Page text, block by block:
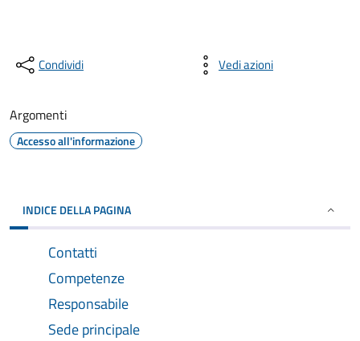
Condividi Vedi azioni
Argomenti
Accesso all'informazione
INDICE DELLA PAGINA
Contatti
Competenze
Responsabile
Sede principale